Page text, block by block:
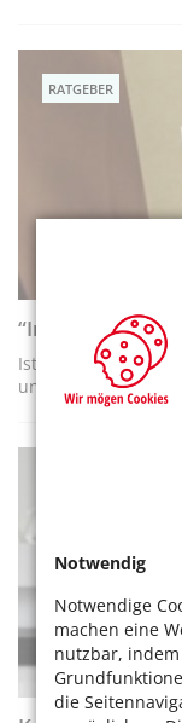
Notwendig
Notwendige
machen eine
nutzbar,
die
RATGEBER
“In mir steckt
Ist Kleidung aus
und nachhaltig?